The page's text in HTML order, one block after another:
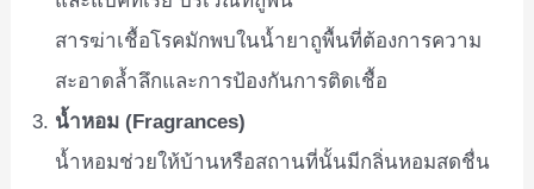
สารฆ่าเชื้อโรคมักพบในน้ำยาถูพื้นที่ต้องการความ
สะอาดล้ำลึกและการป้องกันการติดเชื้อ
น้ำหอม (Fragrances)
น้ำหอมช่วยให้บ้านหรือสถานที่นั้นมีกลิ่นหอมสดชื่น